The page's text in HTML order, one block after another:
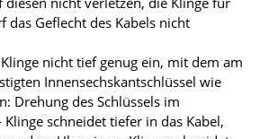
das Geflecht des Kabels nicht
nicht tief genug ein, mit dem am
Innensechskantschlüssel wie
Drehung des Schlüssels im
schneidet tiefer in das Kabel,